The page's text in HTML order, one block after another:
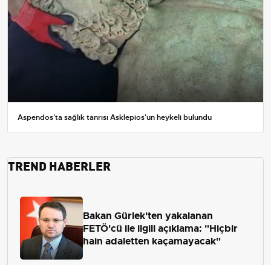
Aspendos'ta sağlık tanrısı Asklepios'un heykeli bulundu
TREND HABERLER
Bakan Gürlek'ten yakalanan
FETÖ'cü ile ilgili açıklama: "Hiçbir
hain adaletten kaçamayacak"